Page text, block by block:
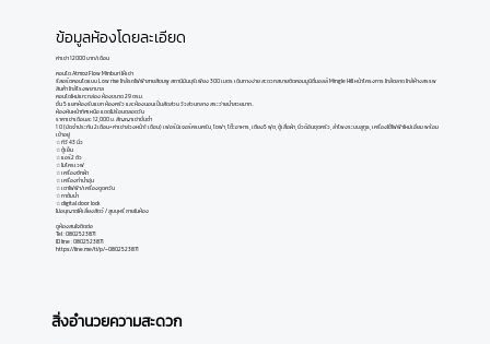
ข้อมูลห้องโดยละเอียด
ค่าเช่า 12000 บาท/เดือน
คอนโด Atmoz Flow Minburi ให้เช่า
รีสอร์ตคอนโดแบบ Low rise ใกล้รถไฟฟ้าสายสีชมพู สถานีมีนบุรีเพียง 300 เมตร เดินทางง่าย สะดวกสบายติดคอมมูนิตี้มอลล์ Mingle Hill หน้าโครงการ ใกล้ตลาด ใกล้ห้างสรรพ
สินค้า ใกล้โรงพยาบาล
คอนโดใหม่แกะกล่อง ห้องขนาด 29 ตรม.
ชั้น 5 แยกห้องรับแขก ห้องครัว และห้องนอนเป็นสัดส่วน วิวส่วนกลาง สระว่ายน้ำสวยมาก..
ห้องหันหน้าทิศเหนือ แดดไม่ร้อนตลอดวัน
ราคาเช่าเดือนละ 12,000 บ. สัญญาเช่าขั้นต่ำ
1 ปี (มัดจำประกัน 2เดือน+ ค่าเช่าล่วงหน้า1 เดือน) เฟอร์นิเจอร์ครบครัน, โซฟา, โต๊ะอาหาร, เตียง5 ฟุต, ตู้เสื้อผ้า, บิ้วด์อินชุดครัว, ลำโพงระบบลูทูธ, เครื่องใช้ไฟฟ้าใหม่เอี่ยม พร้อม
เข้าอยู่
☆ ทีวี 43 นิ้ว
☆ ตู้เย็น
☆ แอร์2 ตัว
☆ ไมโครเวฟ
☆ เครื่องซักผ้า
☆ เครื่องทำน้ำอุ่น
☆ เตาไฟฟ้า/เครื่องดูดควัน
☆ กาต้มน้ำ
☆ digital door lock
ไม่อนุญาตให้เลี้ยงสัตว์ / สูบบุหรี่ ภายในห้อง
ดูห้องสนใจติดต่อ
Tel : 0802523871
ID line : 0802523871
https://line.me/ti/p/~0802523871
สิ่งอำนวยความสะดวก